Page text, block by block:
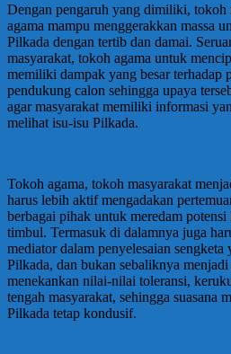
Dengan pengaruh yang dimiliki, tokoh
agama mampu menggerakkan massa
Pilkada dengan tertib dan damai.
masyarakat, tokoh agama untuk
memiliki dampak yang besar terhadap
pendukung calon sehingga upaya
agar masyarakat memiliki informasi
melihat isu-isu Pilkada.
Tokoh agama, tokoh masyarakat
harus lebih aktif mengadakan
berbagai pihak untuk meredam
timbul. Termasuk di dalamnya juga
mediator dalam penyelesaian sengketa
Pilkada, dan bukan sebaliknya
menekankan nilai-nilai toleransi,
tengah masyarakat, sehingga suasana
Pilkada tetap kondusif.